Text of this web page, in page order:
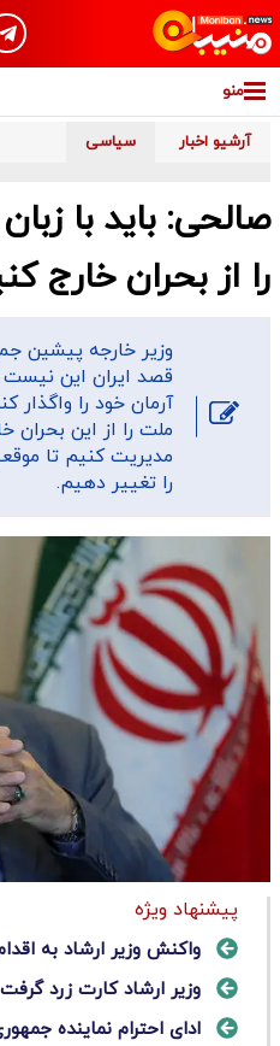
منو
آرشیو اخبار سیاسی
صالحی: باید با
را از بحران خارج
وزیر خارجه پیشین
قصد ایران این
آرمان خود را واگذار
ملت را از این بحران
مدیریت کنیم تا
را تغییر دهیم.
پیشنهاد ویژه
واکنش وزیر ارشاد به
وزیر ارشاد کارت زرد گرفت
ادای احترام نماینده